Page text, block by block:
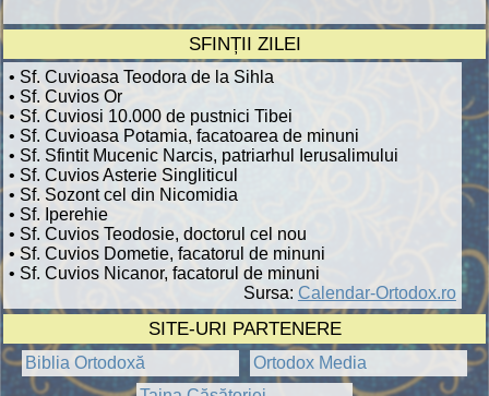
SFINȚII ZILEI
• Sf. Cuvioasa Teodora de la Sihla
• Sf. Cuvios Or
• Sf. Cuviosi 10.000 de pustnici Tibei
• Sf. Cuvioasa Potamia, facatoarea de minuni
• Sf. Sfintit Mucenic Narcis, patriarhul Ierusalimului
• Sf. Cuvios Asterie Singliticul
• Sf. Sozont cel din Nicomidia
• Sf. Iperehie
• Sf. Cuvios Teodosie, doctorul cel nou
• Sf. Cuvios Dometie, facatorul de minuni
• Sf. Cuvios Nicanor, facatorul de minuni
Sursa: Calendar-Ortodox.ro
SITE-URI PARTENERE
Biblia Ortodoxă
Ortodox Media